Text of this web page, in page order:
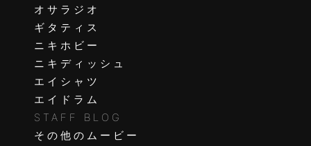
オサラジオ
ギタティス
ニキホビー
ニキディッシュ
エイシャツ
エイドラム
STAFF BLOG
その他のムービー